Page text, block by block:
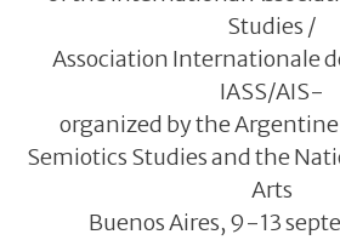
Studies /
Association Internationale
IASS/AIS-
organized by the
Semiotics Studies and the
Arts
Buenos Aires, 9-13